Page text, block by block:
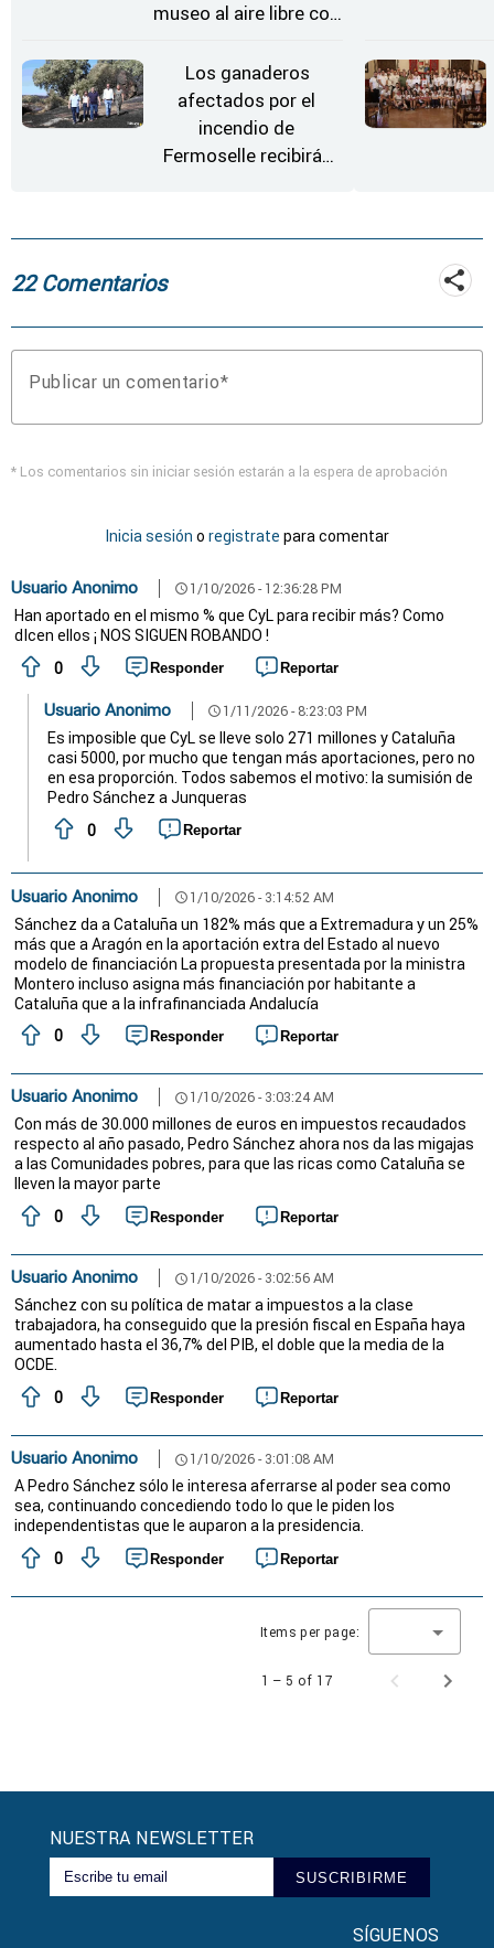
museo al aire libre con
Los ganaderos
afectados por el
incendio de
Fermoselle recibirán
22 Comentarios
Publicar un comentario
* Los comentarios sin iniciar sesión estarán a la espera de aprobación
Inicia sesión o registrate para comentar
Usuario Anonimo schedule 1/10/2026 - 12:36:28 PM
Han aportado en el mismo % que CyL para recibir más? Como
dIcen ellos ¡ NOS SIGUEN ROBANDO !
0
Responder Reportar
Usuario Anonimo schedule 1/11/2026 - 8:23:03 PM
Es imposible que CyL se lleve solo 271 millones y Cataluña
casi 5000, por mucho que tengan más aportaciones, pero no
en esa proporción. Todos sabemos el motivo: la sumisión de
Pedro Sánchez a Junqueras
0
Reportar
Usuario Anonimo schedule 1/10/2026 - 3:14:52 AM
Sánchez da a Cataluña un 182% más que a Extremadura y un 25%
más que a Aragón en la aportación extra del Estado al nuevo
modelo de financiación La propuesta presentada por la ministra
Montero incluso asigna más financiación por habitante a
Cataluña que a la infrafinanciada Andalucía
0
Responder Reportar
Usuario Anonimo schedule 1/10/2026 - 3:03:24 AM
Con más de 30.000 millones de euros en impuestos recaudados
respecto al año pasado, Pedro Sánchez ahora nos da las migajas
a las Comunidades pobres, para que las ricas como Cataluña se
lleven la mayor parte
0
Responder Reportar
Usuario Anonimo schedule 1/10/2026 - 3:02:56 AM
Sánchez con su política de matar a impuestos a la clase
trabajadora, ha conseguido que la presión fiscal en España haya
aumentado hasta el 36,7% del PIB, el doble que la media de la
OCDE.
0
Responder Reportar
Usuario Anonimo schedule 1/10/2026 - 3:01:08 AM
A Pedro Sánchez sólo le interesa aferrarse al poder sea como
sea, continuando concediendo todo lo que le piden los
independentistas que le auparon a la presidencia.
0
Responder Reportar
Items per page:
1 – 5 of 17
NUESTRA NEWSLETTER
SUSCRIBIRME
SÍGUENOS